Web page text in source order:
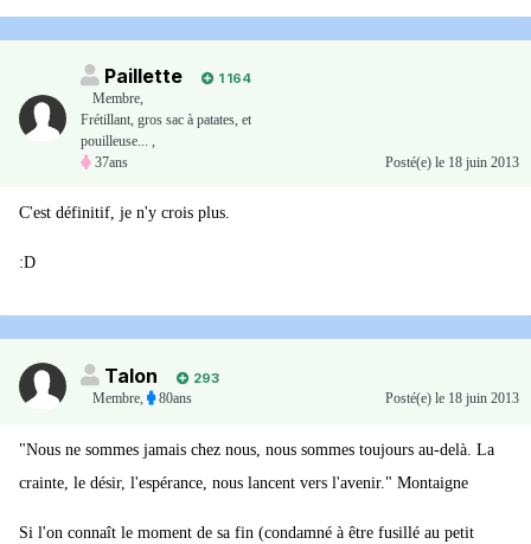
Paillette
1 164
Membre,
Frétillant, gros sac à patates, et
pouilleuse... ,
37ans
Posté(e) le 18 juin 2013
C'est définitif, je n'y crois plus.
:D
Talon
293
Membre, 80ans Posté(e) le 18 juin 2013
"Nous ne sommes jamais chez nous, nous sommes toujours au-delà. La
crainte, le désir, l'espérance, nous lancent vers l'avenir." Montaigne
Si l'on connaît le moment de sa fin (condamné à être fusillé au petit